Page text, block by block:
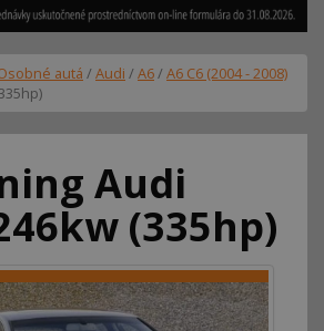
autá /Audi /A6/A6 C6 (2004 - 2008)
Audi
(335hp)